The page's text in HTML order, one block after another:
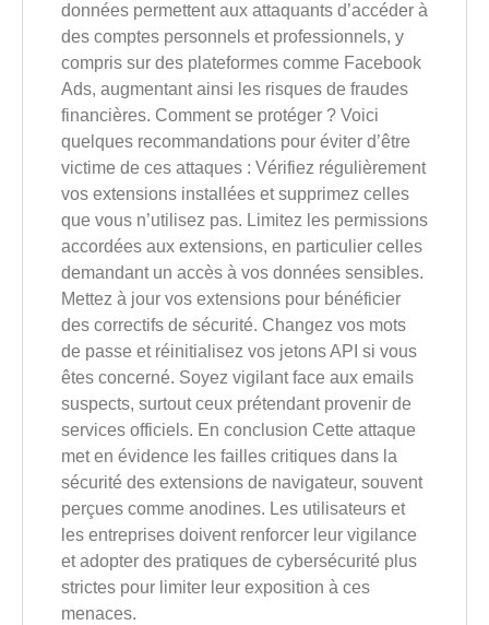
données permettent aux attaquants d’accéder à
des comptes personnels et professionnels, y
compris sur des plateformes comme Facebook
Ads, augmentant ainsi les risques de fraudes
financières. Comment se protéger ? Voici
quelques recommandations pour éviter d’être
victime de ces attaques : Vérifiez régulièrement
vos extensions installées et supprimez celles
que vous n’utilisez pas. Limitez les permissions
accordées aux extensions, en particulier celles
demandant un accès à vos données sensibles.
Mettez à jour vos extensions pour bénéficier
des correctifs de sécurité. Changez vos mots
de passe et réinitialisez vos jetons API si vous
êtes concerné. Soyez vigilant face aux emails
suspects, surtout ceux prétendant provenir de
services officiels. En conclusion Cette attaque
met en évidence les failles critiques dans la
sécurité des extensions de navigateur, souvent
perçues comme anodines. Les utilisateurs et
les entreprises doivent renforcer leur vigilance
et adopter des pratiques de cybersécurité plus
strictes pour limiter leur exposition à ces
menaces.